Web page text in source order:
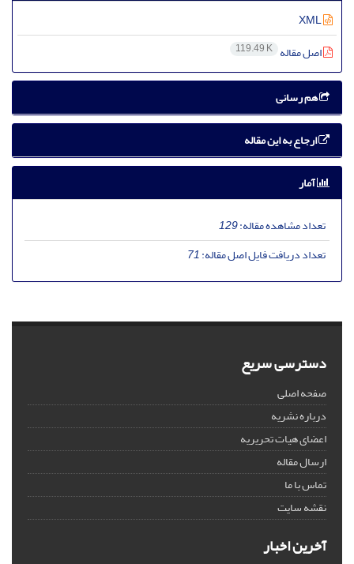
اصل مقاله 119.49 K
هم رسانی
ارجاع به این مقاله
آمار
تعداد مشاهده مقاله:129
تعداد دریافت فایل اصل مقاله:71
دسترسی سریع
صفحه اصلی
درباره نشریه
اعضای هیات تحریریه
ارسال مقاله
تماس با ما
نقشه سایت
آخرین اخبار